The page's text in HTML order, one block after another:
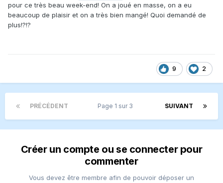
pour ce très beau week-end! On a joué en masse, on a eu
beaucoup de plaisir et on a très bien mangé! Quoi demandé de
plus!?!?
9 2
PRÉCÉDENT SUIVANT
Page 1 sur 3
Créer un compte ou se connecter pour
commenter
Vous devez être membre afin de pouvoir déposer un